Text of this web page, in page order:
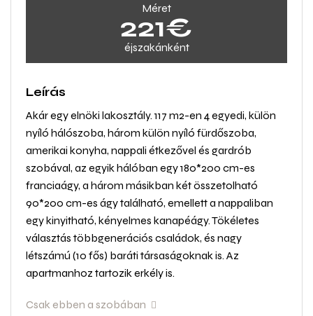
Méret
221€
éjszakánként
Leírás
Akár egy elnöki lakosztály. 117 m2-en 4 egyedi, külön
nyíló hálószoba, három külön nyíló fürdőszoba,
amerikai konyha, nappali étkezővel és gardrób
szobával, az egyik hálóban egy 180*200 cm-es
franciaágy, a három másikban két összetolható
90*200 cm-es ágy található, emellett a nappaliban
egy kinyitható, kényelmes kanapéágy. Tökéletes
választás többgenerációs családok, és nagy
létszámú (10 fős) baráti társaságoknak is. Az
apartmanhoz tartozik erkély is.
Csak ebben a szobában